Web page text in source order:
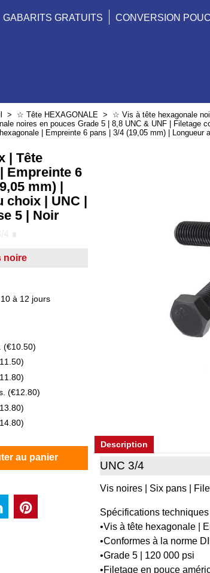
GABARITS GRATUITS CONVERSION
> ☆ Tête HEXAGONALE > ☆ Vis à tête hexagonale
noires en pouces Grade 5 | 8,8 UNC & UNF | Filetage
| Empreinte 6 pans | 3/4 (19,05 mm) | Longueur
| Tête
Empreinte 6
mm) |
choix | UNC |
5 | Noir
noire
10 à 12 jours
(€10.50)
)
)
(€12.80)
)
)
au panier
Description
UNC 3/4
Vis noires | Six pans |
Spécifications techniques
•Vis à tête hexagonale |
•Conformes à la norme
•Grade 5 | 120 000 psi
•Filetage en pouce